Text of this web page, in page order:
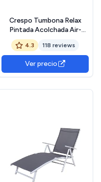
Crespo Tumbona Relax
Pintada Acolchada Air-
Deluxe
4.3 118 reviews
Ver precio